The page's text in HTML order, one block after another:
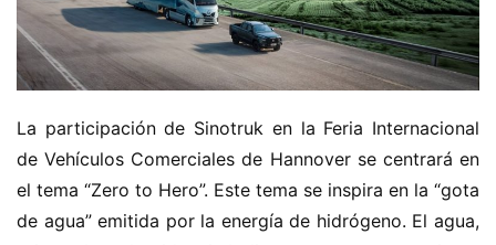
La participación de Sinotruk en la Feria Internacional
de Vehículos Comerciales de Hannover se centrará en
el tema “Zero to Hero”. Este tema se inspira en la “gota
de agua” emitida por la energía de hidrógeno. El agua,